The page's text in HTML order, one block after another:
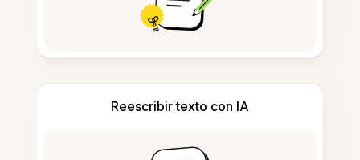
Reescribir texto con IA